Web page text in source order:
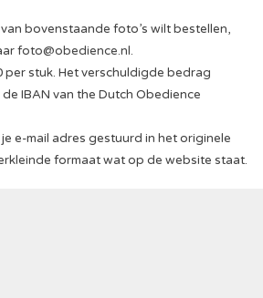
bovenstaande foto’s wilt bestellen,
foto@obedience.nl.
per stuk. Het verschuldigde bedrag
IBAN van the Dutch Obedience
e-mail adres gestuurd in het originele
formaat wat op de website staat.